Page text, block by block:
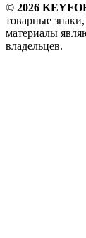
© 2026
товарные
материалы
владельцев.